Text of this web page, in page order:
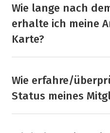
Wie lange nach
erhalte ich meine
Karte?
Wie erfahre/
Status meines